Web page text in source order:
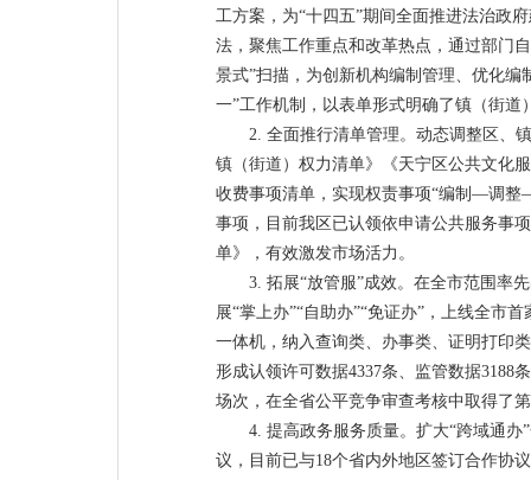
工方案，为“十四五”期间全面推进法治政
法，聚焦工作重点和改革热点，通过部门
景式”扫描，为创新机构编制管理、优化编
一”工作机制，以表单形式明确了镇（街
2. 全面推行清单管理。动态调整区、
镇（街道）权力清单》《天宁区公共文化
收费事项清单，实现权责事项“编制—调整
事项，目前我区已认领依申请公共服务事
单》，有效激发市场活力。
3. 拓展“放管服”成效。在全市范围率
展“掌上办”“自助办”“免证办”，上线全市
一体机，纳入查询类、办事类、证明打印
形成认领许可数据4337条、监管数据3188
场次，在全省公平竞争审查考核中取得了
4. 提高政务服务质量。扩大“跨域通
议，目前已与18个省内外地区签订合作协